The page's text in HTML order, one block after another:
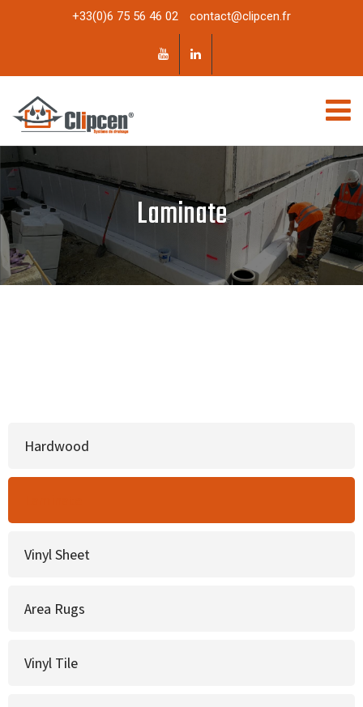
+33(0)6 75 56 46 02 contact@clipcen.fr
Laminate
Hardwood
Vinyl Sheet
Area Rugs
Vinyl Tile